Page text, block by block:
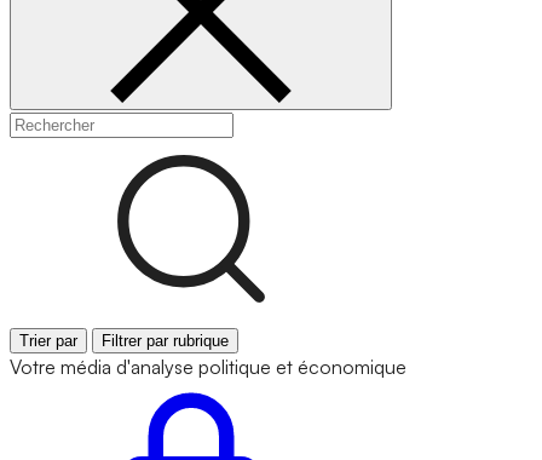
Trier par Filtrer par rubrique
Votre média d'analyse politique et économique